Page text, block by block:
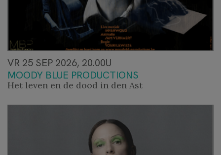
VR 25 SEP 2026, 20.00U
MOODY BLUE PRODUCTIONS
Het leven en de dood in den Ast